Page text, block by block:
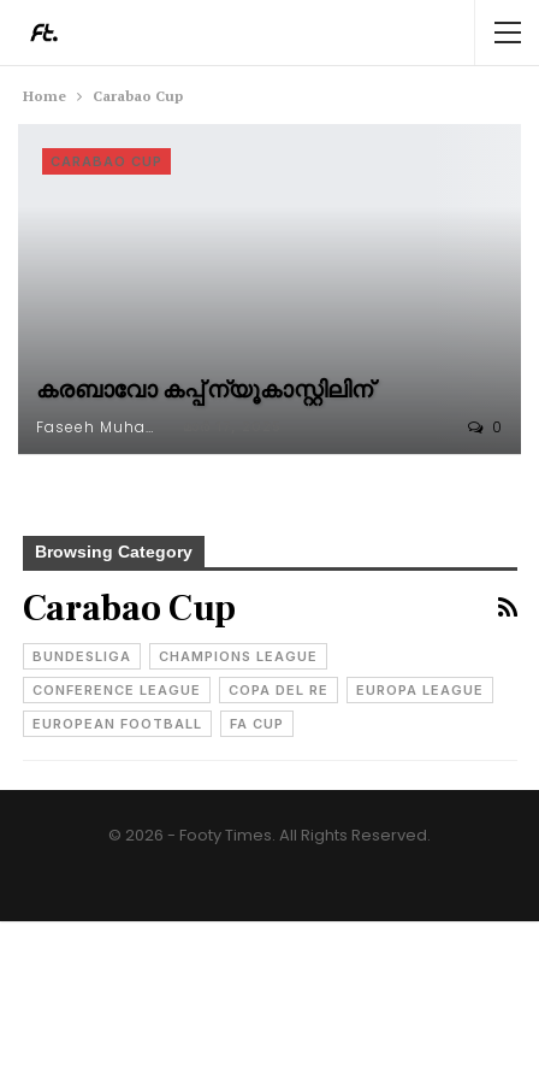
Home Carabao Cup
CARABAO CUP
കരബാവോ കപ്പ് ന്യൂകാസ്റ്റിലിന്
Faseeh Muhammed 0
Browsing Category
Carabao Cup
BUNDESLIGA
CHAMPIONS LEAGUE
CONFERENCE LEAGUE
COPA DEL RE
EUROPA LEAGUE
EUROPEAN FOOTBALL
FA CUP
© 2026 - Footy Times. All Rights Reserved.